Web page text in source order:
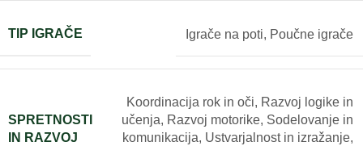
TIP IGRAČE Igrače na poti, Poučne igrače
SPRETNOSTI
IN RAZVOJ
Koordinacija rok in oči, Razvoj logike in
učenja, Razvoj motorike, Sodelovanje in
komunikacija, Ustvarjalnost in izražanje,